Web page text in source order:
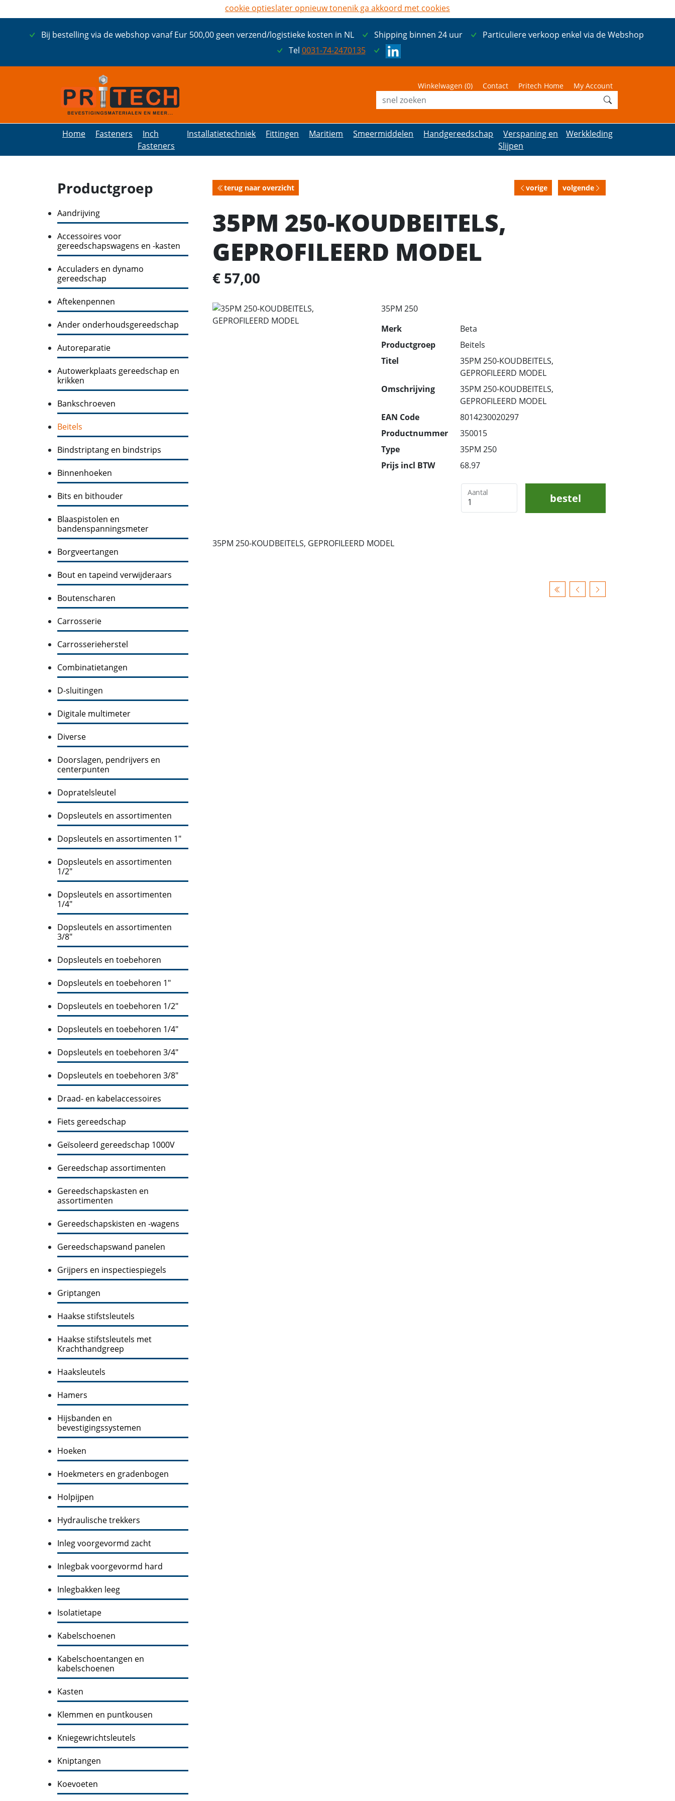
Bij bestelling via de webshop vanaf Eur 500,00 geen verzend/logistieke kosten in NL Shipping binnen 24 uur
Particuliere verkoop enkel via de Webshop
Tel 0031-74-2470135
Winkelwagen (0) Contact Pritech Home My Account
Home Fasteners
Inch
Fasteners
Installatietechniek Fittingen Maritiem Smeermiddelen Handgereedschap
Verspaning en
Slijpen
Werkkleding
Productgroep
Aandrijving
Accessoires voor
gereedschapswagens en -kasten
Acculaders en dynamo
gereedschap
Aftekenpennen
Ander onderhoudsgereedschap
Autoreparatie
Autowerkplaats gereedschap en
krikken
Bankschroeven
Beitels
Bindstriptang en bindstrips
Binnenhoeken
Bits en bithouder
Blaaspistolen en
bandenspanningsmeter
Borgveertangen
Bout en tapeind verwijderaars
Boutenscharen
Carrosserie
Carrosserieherstel
Combinatietangen
D-sluitingen
Digitale multimeter
Diverse
Doorslagen, pendrijvers en
centerpunten
Dopratelsleutel
Dopsleutels en assortimenten
Dopsleutels en assortimenten 1"
Dopsleutels en assortimenten
1/2"
Dopsleutels en assortimenten
1/4"
Dopsleutels en assortimenten
3/8"
Dopsleutels en toebehoren
Dopsleutels en toebehoren 1"
Dopsleutels en toebehoren 1/2"
Dopsleutels en toebehoren 1/4"
Dopsleutels en toebehoren 3/4"
Dopsleutels en toebehoren 3/8"
Draad- en kabelaccessoires
Fiets gereedschap
Geïsoleerd gereedschap 1000V
Gereedschap assortimenten
Gereedschapskasten en
assortimenten
Gereedschapskisten en -wagens
Gereedschapswand panelen
Grijpers en inspectiespiegels
Griptangen
Haakse stifstsleutels
Haakse stifstsleutels met
Krachthandgreep
Haaksleutels
Hamers
Hijsbanden en
bevestigingssystemen
Hoeken
Hoekmeters en gradenbogen
Holpijpen
Hydraulische trekkers
Inleg voorgevormd zacht
Inlegbak voorgevormd hard
Inlegbakken leeg
Isolatietape
Kabelschoenen
Kabelschoentangen en
kabelschoenen
Kasten
Klemmen en puntkousen
Kniegewrichtsleutels
Kniptangen
Koevoeten
terug naar overzicht vorige volgende
35PM 250-KOUDBEITELS,
GEPROFILEERD MODEL
€ 57,00
35PM 250
Merk
Beta
Productgroep
Beitels
Titel
35PM 250-KOUDBEITELS,
GEPROFILEERD MODEL
Omschrijving
35PM 250-KOUDBEITELS,
GEPROFILEERD MODEL
EAN Code
8014230020297
Productnummer
350015
Type
35PM 250
Prijs incl BTW
68.97
Aantal bestel
35PM 250-KOUDBEITELS, GEPROFILEERD MODEL
cookie optieslater opnieuw tonenik ga akkoord met cookies